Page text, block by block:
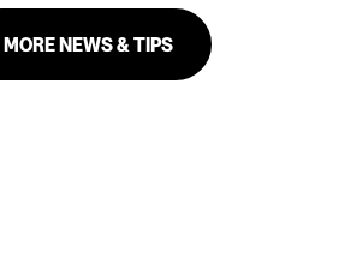
MORE NEWS & TIPS